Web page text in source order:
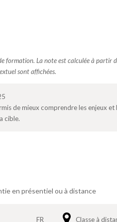
formation. La note est calculée à partir
sont affichées.
de mieux comprendre les enjeux
cible.
en présentiel ou à distance
FR Classe à